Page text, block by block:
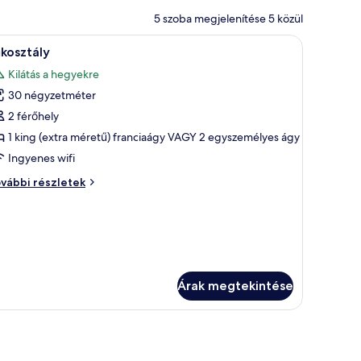
5 szoba megjelenítése 5 közül
egy íróasztal székkkel, egy csillár és egy kőből készült fal található.
Egy hálószoba, amelyben nagy ablak,
12
Kilátás a hegyekre
30 négyzetméter
2 férőhely
1 king (extra méretű) franciaágy VAGY 2 egyszemélyes ágy
Ingyenes wifi
részletek
Árak megtekintése
található.
ágy, egy csillár található, és a nagy ablakokon keresztül kilátás nyílik a